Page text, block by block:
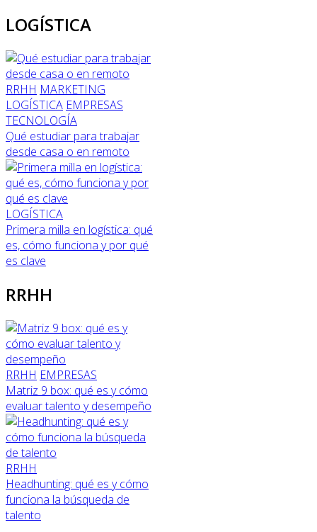
LOGÍSTICA
RRHH MARKETING
LOGÍSTICA EMPRESAS
TECNOLOGÍA
Qué estudiar para trabajar
desde casa o en remoto
LOGÍSTICA
Primera milla en logística: qué
es, cómo funciona y por qué
es clave
RRHH
RRHH EMPRESAS
Matriz 9 box: qué es y cómo
evaluar talento y desempeño
RRHH
Headhunting: qué es y cómo
funciona la búsqueda de
talento